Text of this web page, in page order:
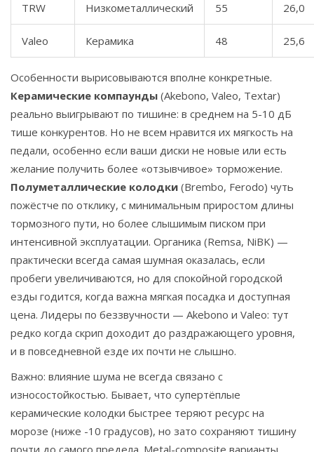
TRW Низкометаллический 55 26,0
Valeo Керамика 48 25,6
Особенности вырисовываются вполне конкретные.
Керамические компаунды (Akebono, Valeo, Textar)
реально выигрывают по тишине: в среднем на 5-10 дБ
тише конкурентов. Но не всем нравится их мягкость на
педали, особенно если ваши диски не новые или есть
желание получить более «отзывчивое» торможение.
Полуметаллические колодки (Brembo, Ferodo) чуть
пожёстче по отклику, с минимальным приростом длины
тормозного пути, но более слышимым писком при
интенсивной эксплуатации. Органика (Remsa, NiBK) —
практически всегда самая шумная оказалась, если
пробеги увеличиваются, но для спокойной городской
езды годится, когда важна мягкая посадка и доступная
цена. Лидеры по беззвучности — Akebono и Valeo: тут
редко когда скрип доходит до раздражающего уровня,
и в повседневной езде их почти не слышно.
Важно: влияние шума не всегда связано с
износостойкостью. Бывает, что супертёплые
керамические колодки быстрее теряют ресурс на
морозе (ниже -10 градусов), но зато сохраняют тишину